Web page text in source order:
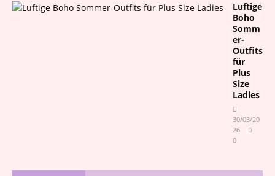
Luftige
Boho
Somm
er-
Outfits
für
Plus
Size
Ladies
30/03/20
26
0